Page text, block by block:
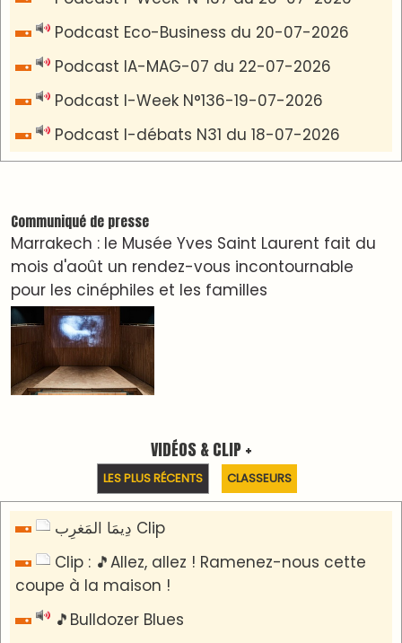
LES PLUS RÉCENTS CLASSEURS
دِيمَا المَغرِب Clip
Clip : 🎵Allez, allez ! Ramenez-nous cette
🎵Bulldozer Blues
Clip : 🎵 LE BLUES DE L'IA
🎵 Ormuzera bien, qui ormuzera le dernier
Reportages
Nizar Baraka préside à Marrakech une rencontre
sur la régionalisation avancée et l’équité
projets” du Ministère de l’Équipement et de
l’Eau